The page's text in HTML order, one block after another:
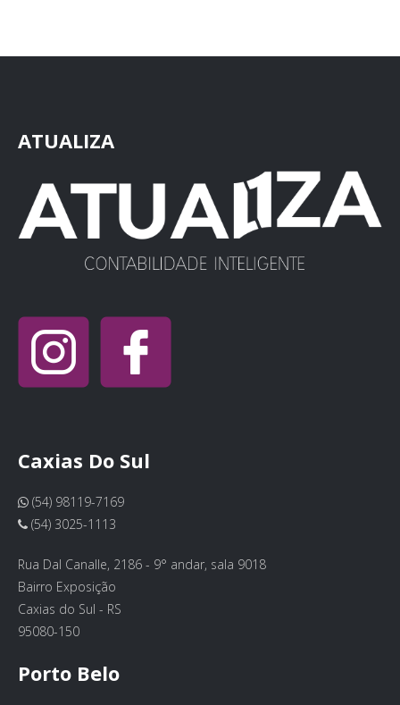
ATUALIZA
Caxias Do Sul
(54) 98119-7169
(54) 3025-1113
Rua Dal Canalle, 2186 - 9° andar, sala 9018
Bairro Exposição
Caxias do Sul - RS
95080-150
Porto Belo